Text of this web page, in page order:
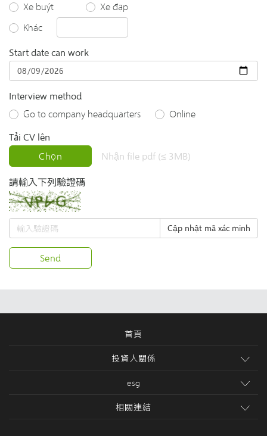
Xe buýt
Xe đạp
Khác
Start date can work
Interview method
Go to company headquarters
Online
Tải CV lên
Chọn
Nhận file pdf (≤ 3MB)
請輸入下列驗證碼
Cập nhật mã xác minh
Send
首頁
投資人關係
esg
相關連結